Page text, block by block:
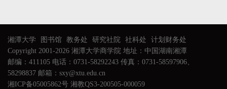
湘潭大学 图书馆 教务处 研究社院 社科处
计划财务处
Copyright 2001-2026 湘潭大学商学院 地址：中国湖南湘潭
邮编：411105 电话：0731-58292243 传真：0731-58597906、
58298837 邮箱：sxy@xtu.edu.cn
湘ICP备05005862号 湘教QS3-200505-000059